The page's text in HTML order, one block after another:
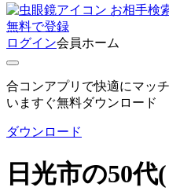
お相手検
無料で登録
ログイン会員ホーム
合コンアプリで快適にマッ
いますぐ無料ダウンロード
ダウンロード
日光市の50